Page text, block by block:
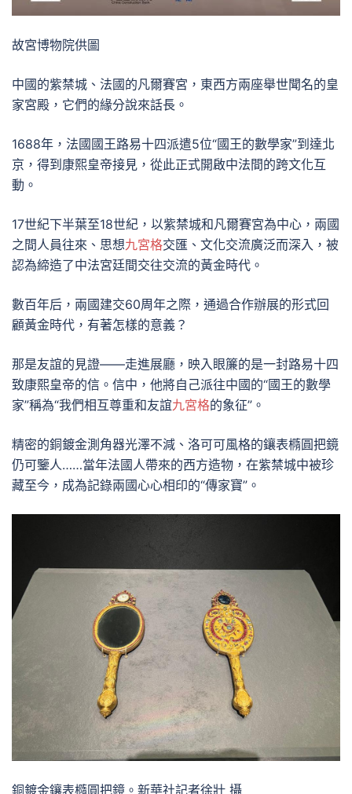
故宮博物院供圖
中國的紫禁城、法國的凡爾賽宮，東西方兩座舉世聞名的皇
家宮殿，它們的緣分說來話長。
1688年，法國國王路易十四派遣5位“國王的數學家”到達北
京，得到康熙皇帝接見，從此正式開啟中法間的跨文化互
動。
17世紀下半葉至18世紀，以紫禁城和凡爾賽宮為中心，兩國
之間人員往來、思想九宮格交匯、文化交流廣泛而深入，被
認為締造了中法宮廷間交往交流的黃金時代。
數百年后，兩國建交60周年之際，通過合作辦展的形式回
顧黃金時代，有著怎樣的意義？
那是友誼的見證——走進展廳，映入眼簾的是一封路易十四
致康熙皇帝的信。信中，他將自己派往中國的“國王的數學
家”稱為“我們相互尊重和友誼九宮格的象征”。
精密的銅鍍金測角器光澤不減、洛可可風格的鑲表橢圓把鏡
仍可鑒人……當年法國人帶來的西方造物，在紫禁城中被珍
藏至今，成為記錄兩國心心相印的“傳家寶”。
銅鍍金鑲表橢圓把鏡。新華社記者徐壯 攝